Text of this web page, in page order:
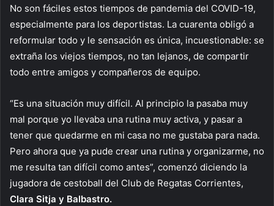
No son fáciles estos tiempos de pandemia del COVID-19,
especialmente para los deportistas. La cuarenta obligó a
reformular todo y le sensación es única, incuestionable: se
extraña los viejos tiempos, no tan lejanos, de compartir
todo entre amigos y compañeros de equipo.
“Es una situación muy difícil. Al principio la pasaba muy
mal porque yo llevaba una rutina muy activa, y pasar a
tener que quedarme en mi casa no me gustaba para nada.
Pero ahora que ya pude crear una rutina y organizarme, no
me resulta tan difícil como antes”, comenzó diciendo la
jugadora de cestoball del Club de Regatas Corrientes,
Clara Sitja y Balbastro.